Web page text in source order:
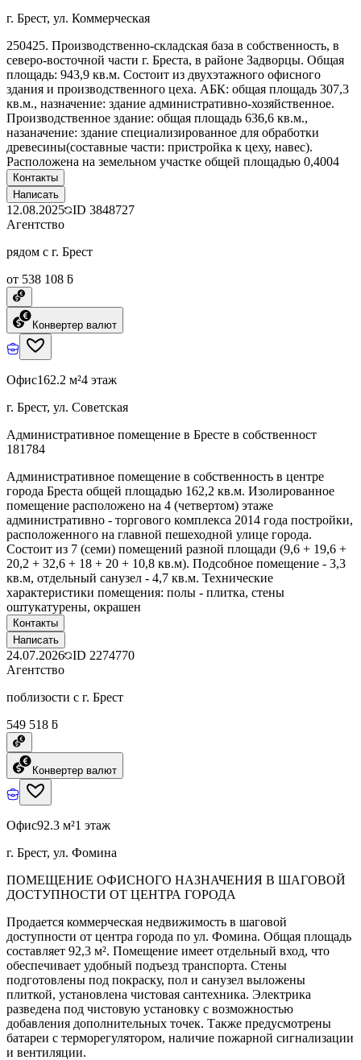
г. Брест, ул. Коммерческая
250425. Производственно-складская база в собственность, в
северо-восточной части г. Бреста, в районе Задворцы. Общая
площадь: 943,9 кв.м. Состоит из двухэтажного офисного
здания и производственного цеха. АБК: общая площадь 307,3
кв.м., назначение: здание административно-хозяйственное.
Производственное здание: общая площадь 636,6 кв.м.,
назаначение: здание специализированное для обработки
древесины(составные части: пристройка к цеху, навес).
Расположена на земельном участке общей площадью 0,4004
Контакты
Написать
12.08.2025 ID 3848727
Агентство
рядом с г. Брест
от 538 108 ƃ
Конвертер валют
Офис162.2 м²4 этаж
г. Брест, ул. Советская
Административное помещение в Бресте в собственност
181784
Административное помещение в собственность в центре
города Бреста общей площадью 162,2 кв.м. Изолированное
помещение расположено на 4 (четвертом) этаже
административно - торгового комплекса 2014 года постройки,
расположенного на главной пешеходной улице города.
Состоит из 7 (семи) помещений разной площади (9,6 + 19,6 +
20,2 + 32,6 + 18 + 20 + 10,8 кв.м). Подсобное помещение - 3,3
кв.м, отдельный санузел - 4,7 кв.м. Технические
характеристики помещения: полы - плитка, стены
оштукатурены, окрашен
Контакты
Написать
24.07.2026 ID 2274770
Агентство
поблизости с г. Брест
549 518 ƃ
Конвертер валют
Офис92.3 м²1 этаж
г. Брест, ул. Фомина
ПОМЕЩЕНИЕ ОФИСНОГО НАЗНАЧЕНИЯ В ШАГОВОЙ
ДОСТУПНОСТИ ОТ ЦЕНТРА ГОРОДА
Продается коммерческая недвижимость в шаговой
доступности от центра города по ул. Фомина. Общая площадь
составляет 92,3 м². Помещение имеет отдельный вход, что
обеспечивает удобный подъезд транспорта. Стены
подготовлены под покраску, пол и санузел выложены
плиткой, установлена чистовая сантехника. Электрика
разведена под чистовую установку с возможностью
добавления дополнительных точек. Также предусмотрены
батареи с терморегулятором, наличие пожарной сигнализации
и вентиляции.